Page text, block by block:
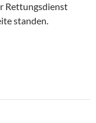
Rettungsdienst
standen.